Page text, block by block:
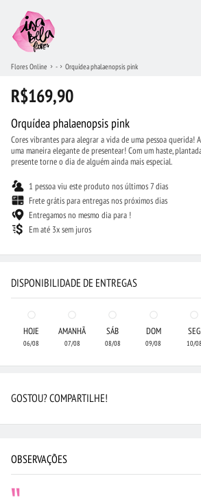
Flores Online - Orquídea phalaenopsis pink
R$169,90
Orquídea phalaenopsis pink
Cores vibrantes para alegrar a vida de uma pessoa querida!
uma maneira elegante de presentear! Com um haste,
presente torne o dia de alguém ainda mais especial.
1 pessoa viu este produto nos últimos 7 dias
Frete grátis para entregas nos próximos dias
Entregamos no mesmo dia para !
Em até 3x sem juros
DISPONIBILIDADE DE ENTREGAS
HOJE
06/08
AMANHÃ
07/08
SÁB
08/08
DOM
09/08
SEG
10/08
GOSTOU? COMPARTILHE!
OBSERVAÇÕES